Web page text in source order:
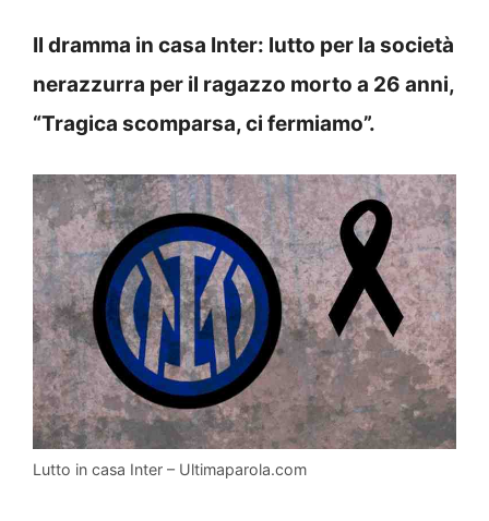
Il dramma in casa Inter: lutto per la società
nerazzurra per il ragazzo morto a 26 anni,
“Tragica scomparsa, ci fermiamo”.
Lutto in casa Inter – Ultimaparola.com